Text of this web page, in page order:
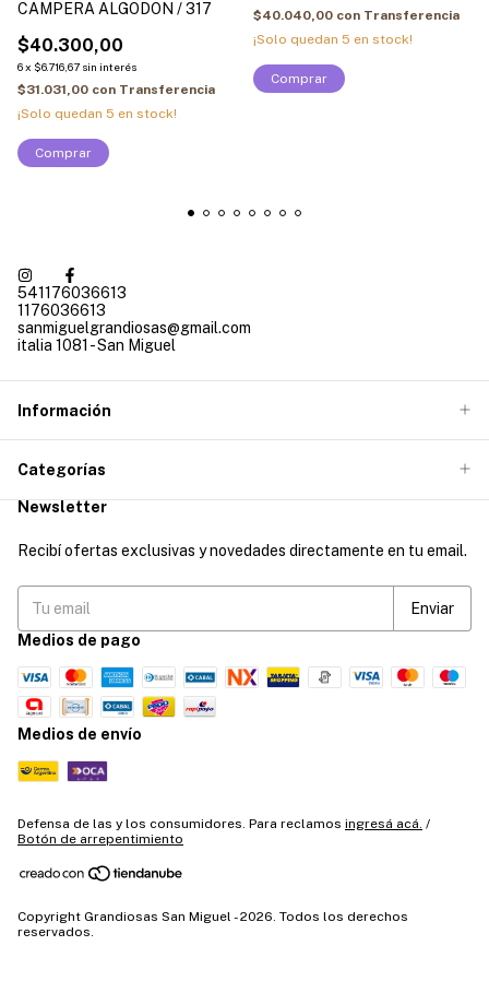
CAMPERA ALGODON / 317
$40.300,00
6x $6.716,67 sin interés
$31.031,00 con Transferencia
¡Solo quedan 5 en stock!
Comprar
$40.040,00 con Transferencia
¡Solo quedan 5 en stock!
Comprar
541176036613
1176036613
sanmiguelgrandiosas@gmail.com
italia 1081 - San Miguel
Información
Categorías
Newsletter
Recibí ofertas exclusivas y novedades directamente en tu email.
Medios de pago
Medios de envío
Defensa de las y los consumidores. Para reclamos ingresá acá. /
Botón de arrepentimiento
Copyright Grandiosas San Miguel - 2026. Todos los derechos
reservados.